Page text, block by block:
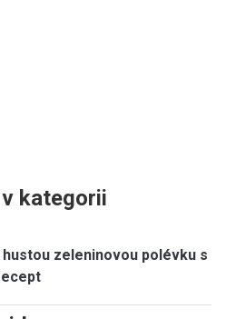
kategorii
zeleninovou polévku s